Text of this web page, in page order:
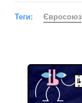
Теги: Євросоюз